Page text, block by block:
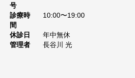
号
診療時
間
10:00〜19:00
休診日
年中無休
管理者
長谷川 光